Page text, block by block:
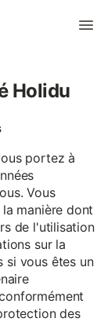
Holidu
portez à
Vous
manière dont
de l'utilisation
sur la
si vous êtes un
des